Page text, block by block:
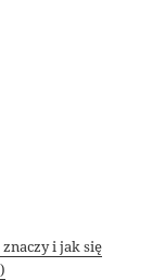
i jak się